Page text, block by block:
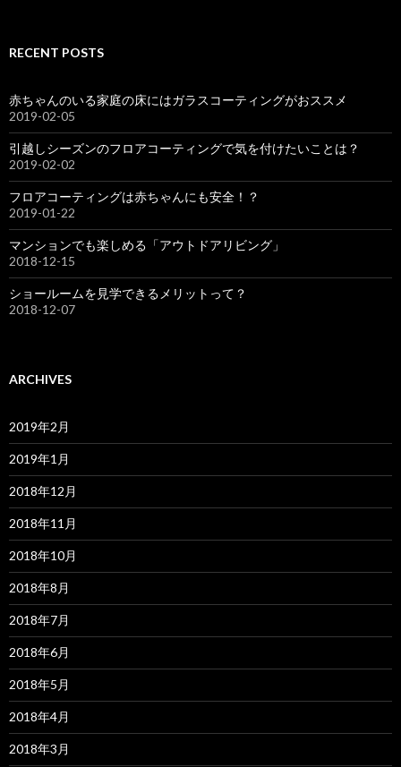
RECENT POSTS
赤ちゃんのいる家庭の床にはガラスコーティングがおススメ
2019-02-05
引越しシーズンのフロアコーティングで気を付けたいことは？
2019-02-02
フロアコーティングは赤ちゃんにも安全！？
2019-01-22
マンションでも楽しめる「アウトドアリビング」
2018-12-15
ショールームを見学できるメリットって？
2018-12-07
ARCHIVES
2019年2月
2019年1月
2018年12月
2018年11月
2018年10月
2018年8月
2018年7月
2018年6月
2018年5月
2018年4月
2018年3月